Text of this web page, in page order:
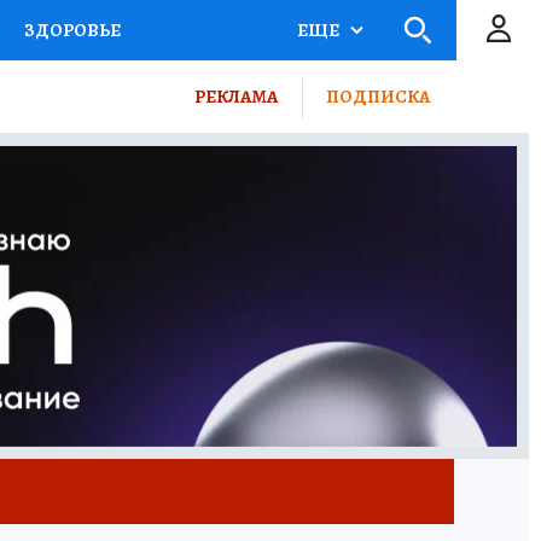
ЗДОРОВЬЕ
НА СПОРТ ПРОМОКОДЫ
ЕЩЕ
РЕКЛАМА ПОДПИСКА